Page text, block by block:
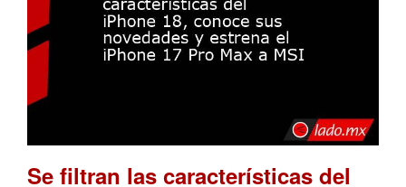
Se filtran las características del